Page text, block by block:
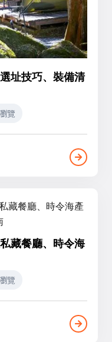
址技巧、裝備清
覽
藏餐廳、時令海
覽